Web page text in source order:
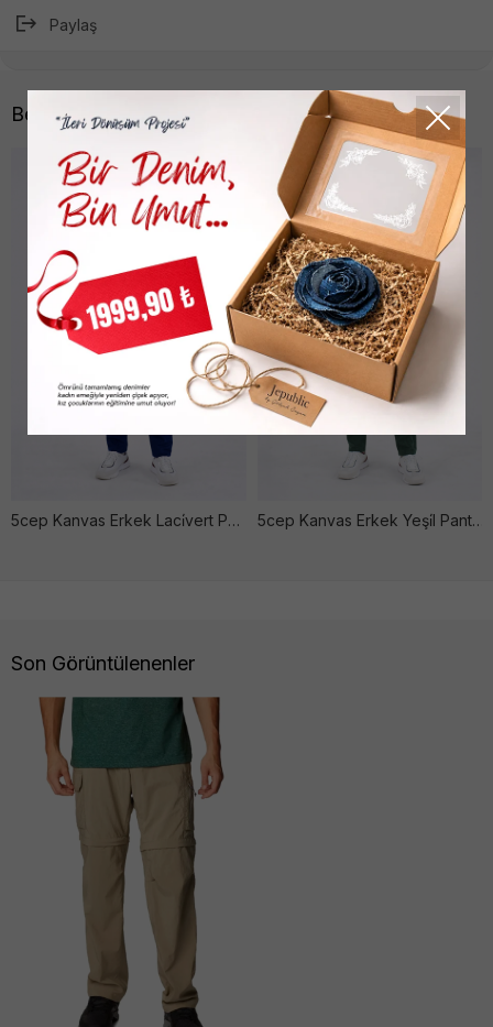
Paylaş
Benzer Ürünler
5cep Kanvas Erkek Laci̇vert Pantolon 5cep Kanvas Erkek Yeşi̇l Pantolon
Son Görüntülenenler